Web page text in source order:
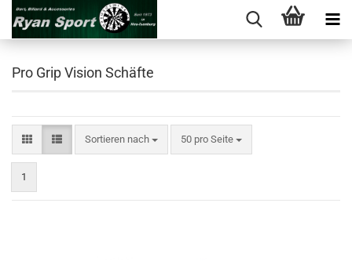
Pro Grip Vision Schäfte
Sortieren nach
Sortieren nach 50 pro Seite
pro Seite
1